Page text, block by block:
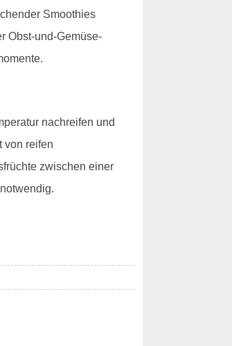
Smoothies
Obst-und-Gemüse-
nachreifen und
von reifen
zwischen einer